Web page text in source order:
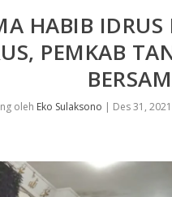
HABIB
PEMKAB
oleh Eko Sulaksono | Des 31, 2021